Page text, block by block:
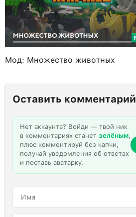
Мод: Множество животных
Оставить комментарий
Нет аккаунта? Войди — твой ник
в комментариях станет зелёным,
плюс комментируй без капчи,
получай уведомления об ответах
и поставь аватарку.